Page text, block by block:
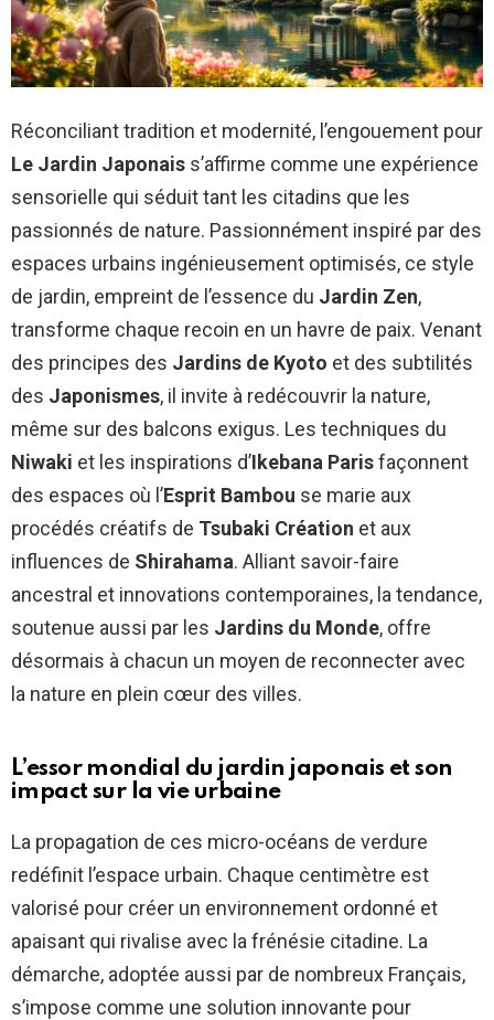
Réconciliant tradition et modernité, l’engouement pour
Le Jardin Japonais s’affirme comme une expérience
sensorielle qui séduit tant les citadins que les
passionnés de nature. Passionnément inspiré par des
espaces urbains ingénieusement optimisés, ce style
de jardin, empreint de l’essence du Jardin Zen,
transforme chaque recoin en un havre de paix. Venant
des principes des Jardins de Kyoto et des subtilités
des Japonismes, il invite à redécouvrir la nature,
même sur des balcons exigus. Les techniques du
Niwaki et les inspirations d’Ikebana Parisfaçonnent
des espaces où l’Esprit Bambou se marie aux
procédés créatifs de Tsubaki Création et aux
influences de Shirahama. Alliant savoir-faire
ancestral et innovations contemporaines, la tendance,
soutenue aussi par les Jardins du Monde, offre
désormais à chacun un moyen de reconnecter avec
la nature en plein cœur des villes.
L’essor mondial du jardin japonais et son
impact sur la vie urbaine
La propagation de ces micro-océans de verdure
redéfinit l’espace urbain. Chaque centimètre est
valorisé pour créer un environnement ordonné et
apaisant qui rivalise avec la frénésie citadine. La
démarche, adoptée aussi par de nombreux Français,
s’impose comme une solution innovante pour